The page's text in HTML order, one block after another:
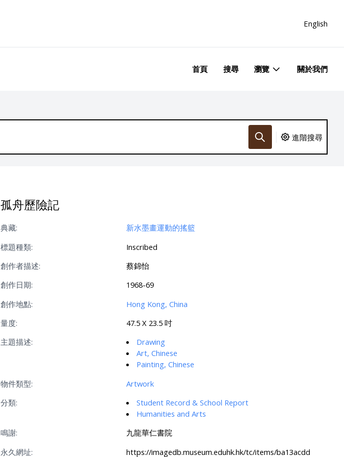
English
首頁 搜尋 瀏覽 關於我們
進階搜尋
孤舟歷險記
典藏:
新水墨畫運動的搖籃
標題種類:
Inscribed
創作者描述:
蔡錦怡
創作日期:
1968-69
創作地點:
Hong Kong, China
量度:
47.5 X 23.5 吋
主題描述:
Drawing
Art, Chinese
Painting, Chinese
物件類型:
Artwork
分類:
Student Record & School Report
Humanities and Arts
鳴謝:
九龍華仁書院
永久網址:
https://imagedb.museum.eduhk.hk/tc/items/ba13acdd